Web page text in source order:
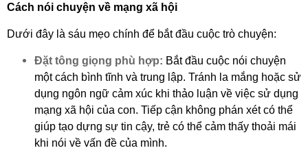
Cách nói chuyện về mạng xã hội
Dưới đây là sáu mẹo chính để bắt đầu cuộc trò chuyện:
Đặt tông giọng phù hợp: Bắt đầu cuộc nói chuyện
một cách bình tĩnh và trung lập. Tránh la mắng hoặc sử
dụng ngôn ngữ cảm xúc khi thảo luận về việc sử dụng
mạng xã hội của con. Tiếp cận không phán xét có thể
giúp tạo dựng sự tin cậy, trẻ có thể cảm thấy thoải mái
khi nói về vấn đề của mình.